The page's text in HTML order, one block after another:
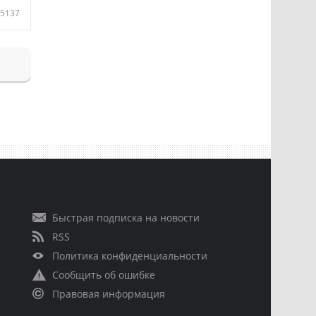
5137
Быстрая подписка на новости
RSS
Политика конфиденциальности
Сообщить об ошибке
Правовая информация